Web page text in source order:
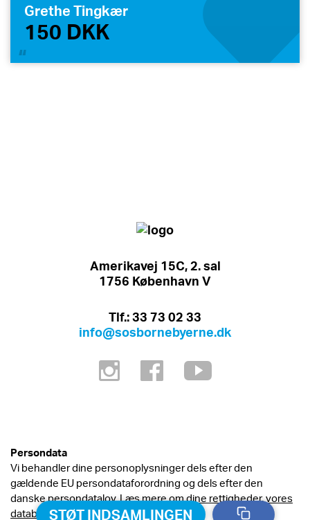
Grethe Tingkær
150 DKK
STØT INDSAMLINGEN
Amerikavej 15C, 2. sal
1756 København V
Tlf.: 33 73 02 33
info@sosbornebyerne.dk
Persondata
Vi behandler dine personoplysninger dels efter den
gældende EU persondataforordning og dels efter den
danske persondatalov. Læs mere omdine rettigheder, vores
databehandling og persondatapolitik.